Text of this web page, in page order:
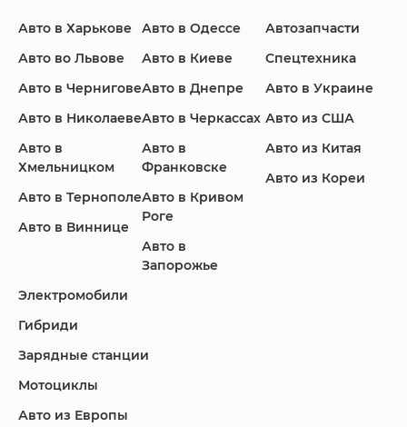
Infiniti Jaguar Jeep
Lincoln
Nissan
Авто в Харькове
Авто во Львове
Авто в Чернигове
Авто в Николаеве
Авто в
Хмельницком
Авто в Тернополе
Авто в Виннице
Авто в Одессе
Авто в Киеве
Авто в Днепре
Авто в Черкассах
Авто в
Франковске
Авто в Кривом
Роге
Авто в
Запорожье
Автозапчасти
Спецтехника
Авто в Украине
Авто из США
Авто из Китая
Авто из Кореи
Электромобили
Гибриди
Зарядные станции
Мотоциклы
Авто из Европы